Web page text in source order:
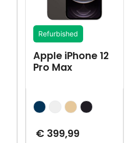
Refurbished
Apple iPhone 12
Pro Max
€ 399,99